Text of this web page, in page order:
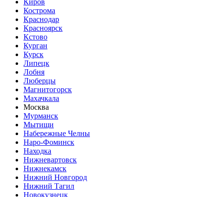
Кострома
Краснодар
Красноярск
Кстово
Курган
Курск
Липецк
Лобня
Люберцы
Магнитогорск
Махачкала
Москва
Мурманск
Мытищи
Набережные Челны
Наро-Фоминск
Находка
Нижневартовск
Нижнекамск
Нижний Новгород
Нижний Тагил
Новокузнецк